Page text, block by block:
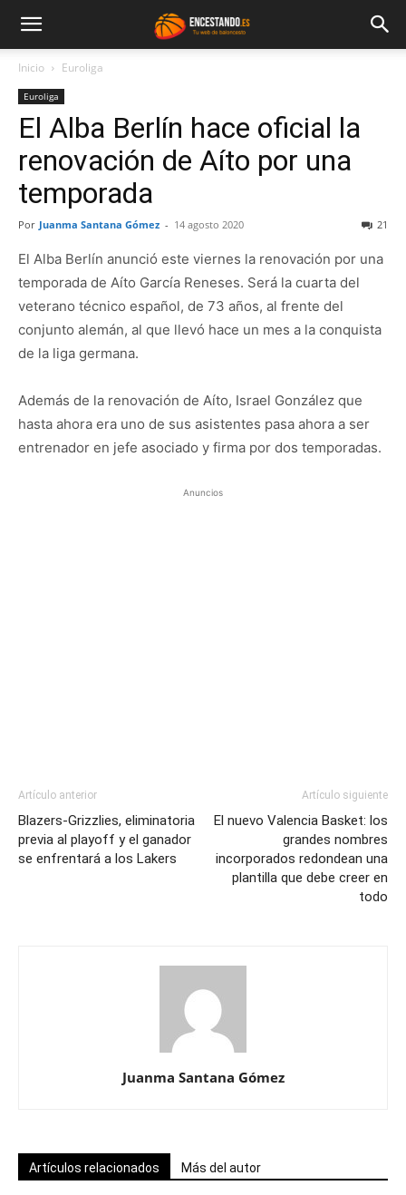
Inicio Euroliga
Euroliga
El Alba Berlín hace oficial la
renovación de Aíto por una
temporada
Por Juanma Santana Gómez - 14 agosto 2020 21
El Alba Berlín anunció este viernes la renovación por una
temporada de Aíto García Reneses. Será la cuarta del
veterano técnico español, de 73 años, al frente del
conjunto alemán, al que llevó hace un mes a la conquista
de la liga germana.
Además de la renovación de Aíto, Israel González que
hasta ahora era uno de sus asistentes pasa ahora a ser
entrenador en jefe asociado y firma por dos temporadas.
Anuncios
Artículo anterior
Blazers-Grizzlies, eliminatoria
previa al playoff y el ganador
se enfrentará a los Lakers
Artículo siguiente
El nuevo Valencia Basket: los
grandes nombres
incorporados redondean una
plantilla que debe creer en
todo
Juanma Santana Gómez
Artículos relacionados Más del autor